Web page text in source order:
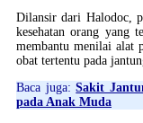
Dilansir dari Halodoc,
kesehatan orang yang
membantu menilai alat
obat tertentu pada
Baca juga:Sakit
pada Anak Muda